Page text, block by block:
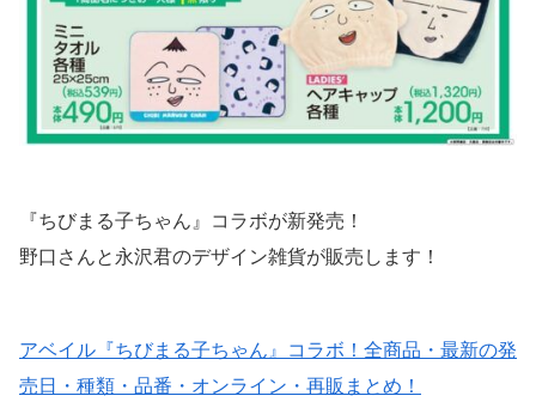
『ちびまる子ちゃん』コラボが新発売！
野口さんと永沢君のデザイン雑貨が販売します！
アベイル『ちびまる子ちゃん』コラボ！全商品・最新の発
売日・種類・品番・オンライン・再販まとめ！